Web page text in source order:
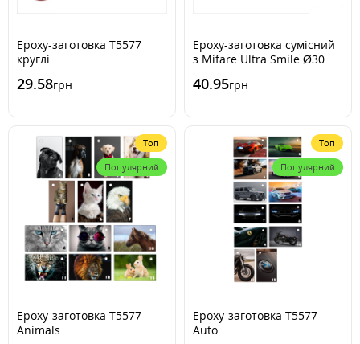
Epoxy-заготовка T5577
круглі
29.58грн
Epoxy-заготовка сумісний
з Mifare Ultra Smile Ø30
40.95грн
Топ
Популярний
Epoxy-заготовка Т5577
Animals
Топ
Популярний
Epoxy-заготовка Т5577
Auto